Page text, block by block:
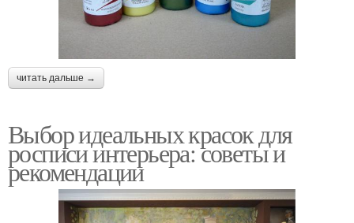
читать дальше →
Выбор идеальных красок для
росписи интерьера: советы и
рекомендации